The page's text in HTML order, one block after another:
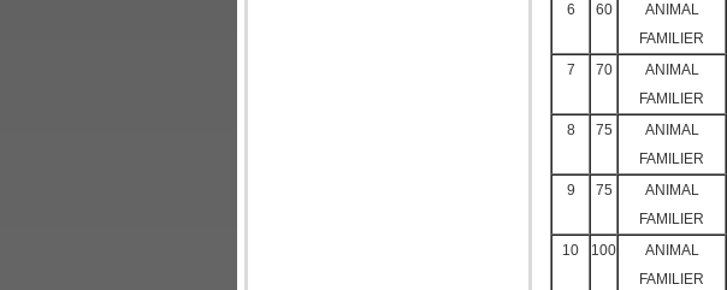
6 60
ANIMAL
FAMILIER
7 70
ANIMAL
FAMILIER
8 75
ANIMAL
FAMILIER
9 75
ANIMAL
FAMILIER
10 100
ANIMAL
FAMILIER